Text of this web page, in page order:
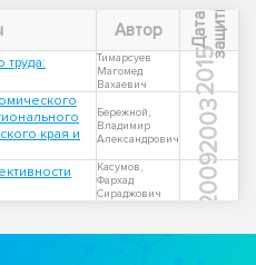
Автор Д
а
т
а
з
а
щ
и
ты
Тимарсуев
Магомед
Вахаевич
2015
края и
Бережной,
Владимир
Александрович
2003
Касумов,
Фархад
Сираджович
2009